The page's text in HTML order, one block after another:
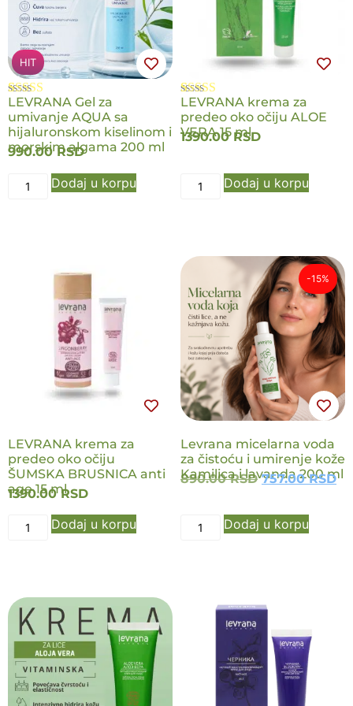
HIT
Ocenjeno
5.00od 5 na
osnovu
2
ocene kupca
LEVRANA Gel za
umivanje AQUA sa
hijaluronskom kiselinom i
morskim algama 200 ml
990.00RSD
Dodaj u korpu
Ocenjeno
5.00od 5 na
osnovu
2
ocene kupca
LEVRANA krema za
predeo oko očiju ALOE
VERA 15 ml
1390.00RSD
Dodaj u korpu
LEVRANA krema za
predeo oko očiju
ŠUMSKA BRUSNICA anti
age 15 ml
1390.00RSD
Dodaj u korpu
-15%
Levrana micelarna voda
za čistoću i umirenje kože
Kamilica i lavanda 200 ml
890.00RSD 757.00RSD
Dodaj u korpu